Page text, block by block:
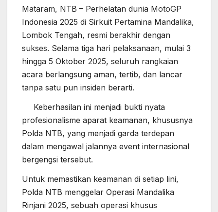
Mataram, NTB – Perhelatan dunia MotoGP
Indonesia 2025 di Sirkuit Pertamina Mandalika,
Lombok Tengah, resmi berakhir dengan
sukses. Selama tiga hari pelaksanaan, mulai 3
hingga 5 Oktober 2025, seluruh rangkaian
acara berlangsung aman, tertib, dan lancar
tanpa satu pun insiden berarti.
Keberhasilan ini menjadi bukti nyata
profesionalisme aparat keamanan, khususnya
Polda NTB, yang menjadi garda terdepan
dalam mengawal jalannya event internasional
bergengsi tersebut.
Untuk memastikan keamanan di setiap lini,
Polda NTB menggelar Operasi Mandalika
Rinjani 2025, sebuah operasi khusus